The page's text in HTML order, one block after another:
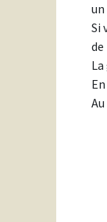
un
Si
de